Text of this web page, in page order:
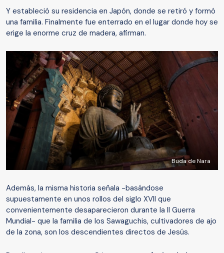
Y estableció su residencia en Japón, donde se retiró y formó
una familia. Finalmente fue enterrado en el lugar donde hoy se
erige la enorme cruz de madera, afirman.
Buda de Nara
Además, la misma historia señala -basándose
supuestamente en unos rollos del siglo XVII que
convenientemente desaparecieron durante la II Guerra
Mundial- que la familia de los Sawaguchis, cultivadores de ajo
de la zona, son los descendientes directos de Jesús.